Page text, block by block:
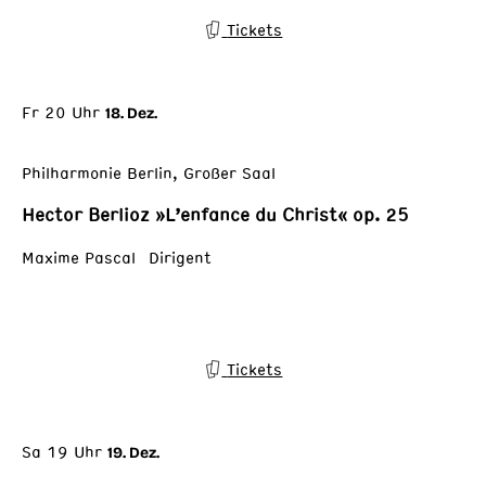
Tickets
Fr 20 Uhr 18. Dez.
Philharmonie Berlin, Großer Saal
Hector Berlioz »L’enfance du Christ« op. 25
Maxime Pascal Dirigent
Tickets
Sa 19 Uhr 19. Dez.